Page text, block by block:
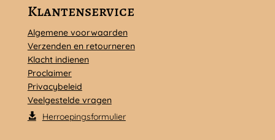
Klantenservice
Algemene voorwaarden
Verzenden en retourneren
Klacht indienen
Proclaimer
Privacybeleid
Veelgestelde vragen
Herroepingsformulier